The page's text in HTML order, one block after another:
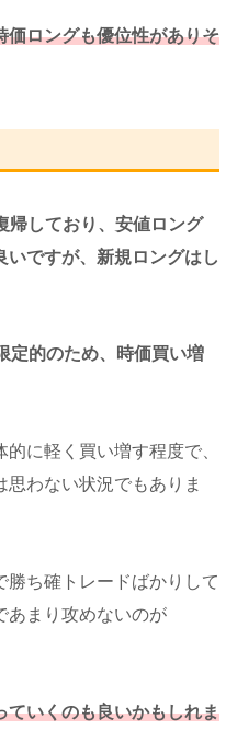
価ロングも優位性がありそ
帰しており、安値ロング
いですが、新規ロングはし
定的のため、時価買い増
に軽く買い増す程度で、
わない状況でもありま
勝ち確トレードばかりして
あまり攻めないのが
ていくのも良いかもしれま